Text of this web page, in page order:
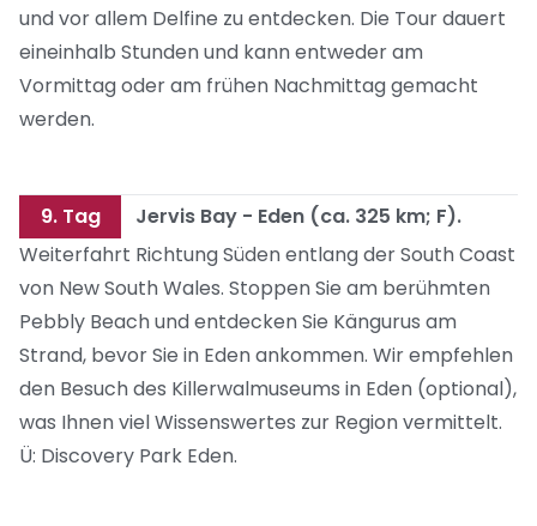
und vor allem Delfine zu entdecken. Die Tour dauert
eineinhalb Stunden und kann entweder am
Vormittag oder am frühen Nachmittag gemacht
werden.
9. Tag
Jervis Bay - Eden (ca. 325 km; F).
Weiterfahrt Richtung Süden entlang der South Coast
von New South Wales. Stoppen Sie am berühmten
Pebbly Beach und entdecken Sie Kängurus am
Strand, bevor Sie in Eden ankommen. Wir empfehlen
den Besuch des Killerwalmuseums in Eden (optional),
was Ihnen viel Wissenswertes zur Region vermittelt.
Ü: Discovery Park Eden.